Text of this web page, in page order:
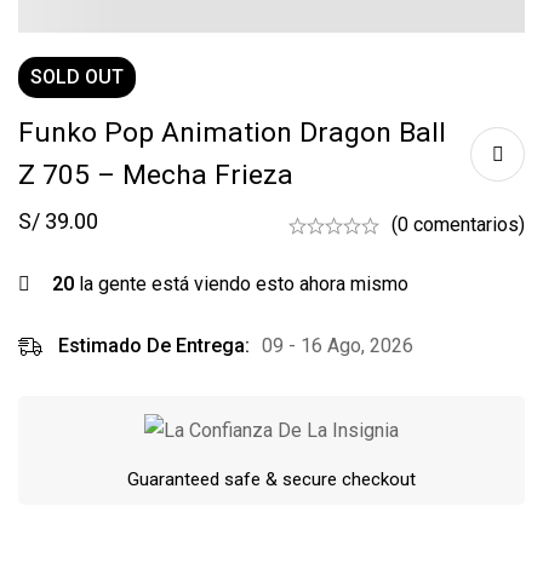
SOLD OUT
Funko Pop Animation Dragon Ball
Z 705 – Mecha Frieza
S/ 39.00 (0 comentarios)
20 la gente está viendo esto ahora mismo
Estimado De Entrega: 09 - 16 Ago, 2026
Guaranteed safe & secure checkout